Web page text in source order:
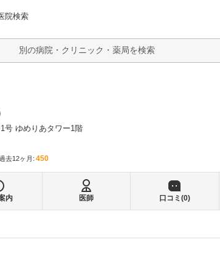
院検索
検索
号 ゆめりあタワー1階
去12ヶ月: 450
内 医師 口コミ(0)